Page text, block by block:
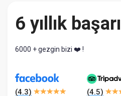
6 yıllık
6000 + gezgin bizi ❤️ !
(4.3) (4.5)